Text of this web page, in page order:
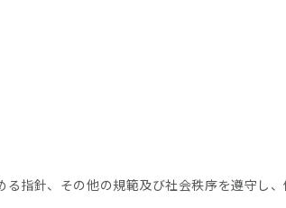
指針、その他の規範及び社会秩序を遵守し、